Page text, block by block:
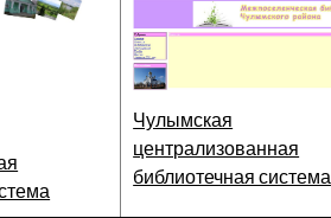
Чулымская
централизованная
библиотечная система